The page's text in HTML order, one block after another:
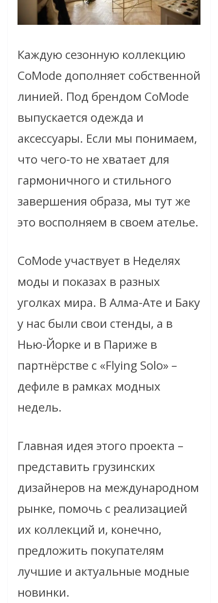
Каждую сезонную коллекцию
CoMode дополняет собственной
линией. Под брендом CoMode
выпускается одежда и
аксессуары. Если мы понимаем,
что чего-то не хватает для
гармоничного и стильного
завершения образа, мы тут же
это восполняем в своем ателье.
CoMode участвует в Неделях
моды и показах в разных
уголках мира. В Алма-Ате и Баку
у нас были свои стенды, а в
Нью-Йорке и в Париже в
партнёрстве с «Flying Solo» –
дефиле в рамках модных
недель.
Главная идея этого проекта –
представить грузинских
дизайнеров на международном
рынке, помочь с реализацией
их коллекций и, конечно,
предложить покупателям
лучшие и актуальные модные
новинки.